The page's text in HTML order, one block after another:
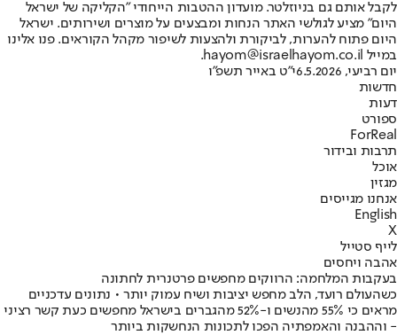
לקבל אותם גם בניוזלטר. מועדון ההטבות הייחודי "הקליקה של ישראל
היום" מציע לגולשי האתר הנחות ומבצעים על מוצרים ושירותים. ישראל
היום פתוח להערות, לביקורת ולהצעות לשיפור מקהל הקוראים. פנו אלינו
במייל hayom@israelhayom.co.il.
יום רביעי, 6.5.2026
י"ט באייר תשפ"ו
חדשות
דעות
ספורט
ForReal
תרבות ובידור
אוכל
מגזין
אנחנו מגייסים
English
X
לייף סטייל
אהבה ויחסים
בעקבות המלחמה: הרווקים מחפשים פרטנרית לחתונה
כשהעולם רועד, הלב מחפש יציבות ושיח עמוק יותר • נתונים עדכניים
מראים כי 55% מהנשים ו-52% מהגברים בישראל מחפשים כעת קשר רציני
- וההבנה והאמפתיה הפכו לתכונות הנחשקות ביותר